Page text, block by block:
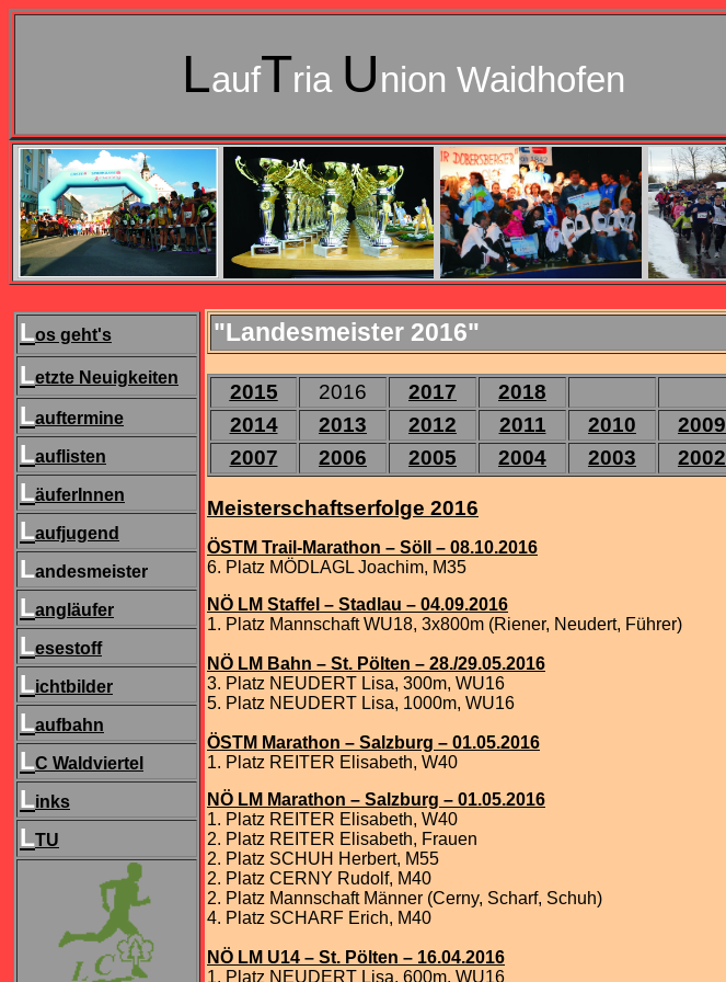
LaufTria Union Waidhofen
Los geht's
Letzte Neuigkeiten
Lauftermine
Lauflisten
LäuferInnen
Laufjugend
Landesmeister
Langläufer
Lesestoff
Lichtbilder
Laufbahn
LC Waldviertel
Links
LTU
"Landesmeister 2016"
2015 2016 2017
2018
2014
2013 2012 2011 2010 2009
2007
2006 2005 2004 2003 2002
Meisterschaftserfolge 2016
ÖSTM Trail-Marathon – Söll – 08.10.2016
6. Platz MÖDLAGL Joachim, M35
NÖ LM Staffel – Stadlau – 04.09.2016
1. Platz Mannschaft WU18, 3x800m (Riener, Neudert, Führer)
NÖ LM Bahn – St. Pölten – 28./29.05.2016
3. Platz NEUDERT Lisa, 300m, WU16
5. Platz NEUDERT Lisa, 1000m, WU16
ÖSTM Marathon – Salzburg – 01.05.2016
1. Platz REITER Elisabeth, W40
NÖ LM Marathon – Salzburg – 01.05.2016
1. Platz REITER Elisabeth, W40
2. Platz REITER Elisabeth, Frauen
2. Platz SCHUH Herbert, M55
2. Platz CERNY Rudolf, M40
2. Platz Mannschaft Männer (Cerny, Scharf, Schuh)
4. Platz SCHARF Erich, M40
NÖ LM U14 – St. Pölten – 16.04.2016
1. Platz NEUDERT Lisa, 600m, WU16